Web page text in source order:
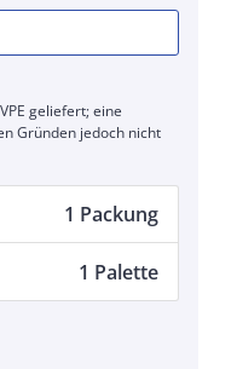
geliefert; eine
Gründen jedoch nicht
1 Packung
1 Palette